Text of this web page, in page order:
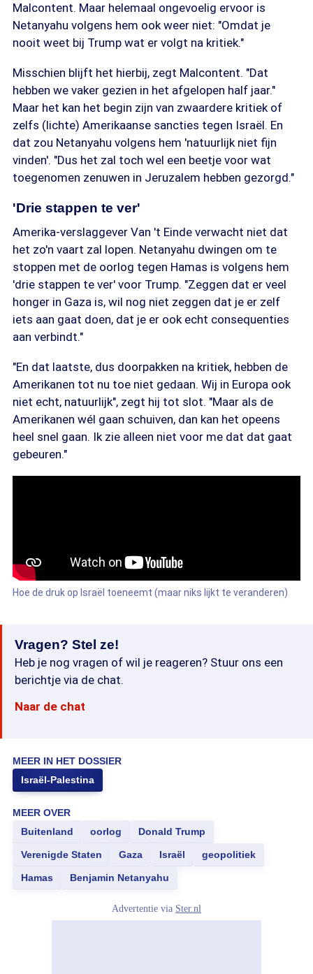
Malcontent. Maar helemaal ongevoelig ervoor is
Netanyahu volgens hem ook weer niet: "Omdat je
nooit weet bij Trump wat er volgt na kritiek."
Misschien blijft het hierbij, zegt Malcontent. "Dat
hebben we vaker gezien in het afgelopen half jaar."
Maar het kan het begin zijn van zwaardere kritiek of
zelfs (lichte) Amerikaanse sancties tegen Israël. En
dat zou Netanyahu volgens hem 'natuurlijk niet fijn
vinden'. "Dus het zal toch wel een beetje voor wat
toegenomen zenuwen in Jeruzalem hebben gezorgd."
'Drie stappen te ver'
Amerika-verslaggever Van 't Einde verwacht niet dat
het zo'n vaart zal lopen. Netanyahu dwingen om te
stoppen met de oorlog tegen Hamas is volgens hem
'drie stappen te ver' voor Trump. "Zeggen dat er veel
honger in Gaza is, wil nog niet zeggen dat je er zelf
iets aan gaat doen, dat je er ook echt consequenties
aan verbindt."
"En dat laatste, dus doorpakken na kritiek, hebben de
Amerikanen tot nu toe niet gedaan. Wij in Europa ook
niet echt, natuurlijk", zegt hij tot slot. "Maar als de
Amerikanen wél gaan schuiven, dan kan het opeens
heel snel gaan. Ik zie alleen niet voor me dat dat gaat
gebeuren."
Hoe de druk op Israël toeneemt (maar niks lijkt te veranderen)
Vragen? Stel ze!
Heb je nog vragen of wil je reageren? Stuur ons een
berichtje via de chat.
Naar de chat
MEER IN HET DOSSIER
Israël-Palestina
MEER OVER
Buitenland
oorlog Donald Trump
Verenigde Staten Gaza Israël geopolitiek
Hamas Benjamin Netanyahu
Advertentie via Ster.nl